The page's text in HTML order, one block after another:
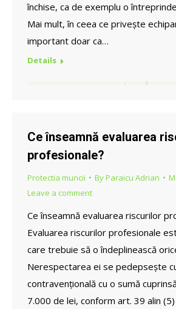
închise, ca de exemplu o
Mai mult, în ceea ce privește
important doar ca…
Details
Ce înseamnă evaluarea
profesionale?
Protectia muncii ByParaicu Adrian
Leave a comment
Ce înseamnă evaluarea riscurilor
Evaluarea riscurilor profesionale
care trebuie să o îndeplinească
Nerespectarea ei se pedepsește
contravențională cu o sumă
7.000 de lei, conform art. 39 alin